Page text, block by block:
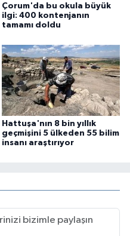
Çorum'da bu okula büyük
ilgi: 400 kontenjanın
tamamı doldu
Hattuşa'nın 8 bin yıllık
geçmişini 5 ülkeden 55 bilim
insanı araştırıyor